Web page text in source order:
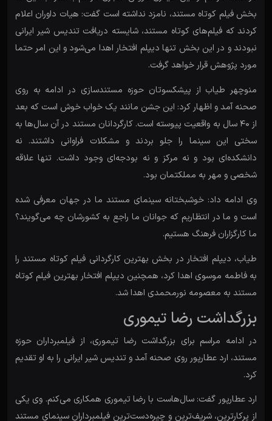
بخش فیلم کوتاه مستند، نامزد نداشته است گفت: هیات داوران اعلام
کردند که فیلم‌های کوتاه مستند، شایسته دریافت تندیس شیر ایرانی
نبودند و در این بخش تنها دیپلم افتخار اهدا می‌شود و این امر حتما
مورد پژوهش قرار خواهد گرفت.
منوچهر طیاب از پیشکسوتان حوزه مستندسازی در ادامه به روی
صحنه آمد و اظهار کرد: این جشن مانند یک خواب خوش است که بعد
از ۴۰ سال به واقعیت پیوسته است. کارگردانان مستند در آن سال‌ها به
سختی این سینما را جلو بردند و مشکلات فراوانی داشتند. نه
دانشکده‌ای بود و نه مرکز و نه بودجه‌ای وجود داشت. تنها علاقه
شخصی و مهر به مملکتمان بود.
وی ادامه داد: خوشبختانه سینمای مستند ما در جهان معرفی شده
است و ما در انتظاریم که جوانان ما راجع به کشورشان چه می‌گویند؟
ما کارگزاران فرهنگ هستیم.
طیاب، دیپلم افتخار در بخش بهترین کارگردانی فیلم کوتاه مستند را
به فاطمه موسوی اهدا کرد، همچنین دیپلم افتخار بهترین فیلم کوتاه
مستند به معصومه نورمحمدی اهدا شد.
بزرگداشت رضا تیموری
در ادامه مراسم برای بزرگداشت رضا تیموری، از فیلمبرداران حوزه
مستند، ارد عطارپور روی صحنه آمد و تندیس شیر ایرانی را به او تقدیم
کرد.
ارد عطارپور گفت: سال‌هاست با رضا تیموری همکاری می‌کنم. وی یکی
از پرکارترین، شریف‌ترین و چیره‌دست‌ترین فیلمبرداران سینمای مستند